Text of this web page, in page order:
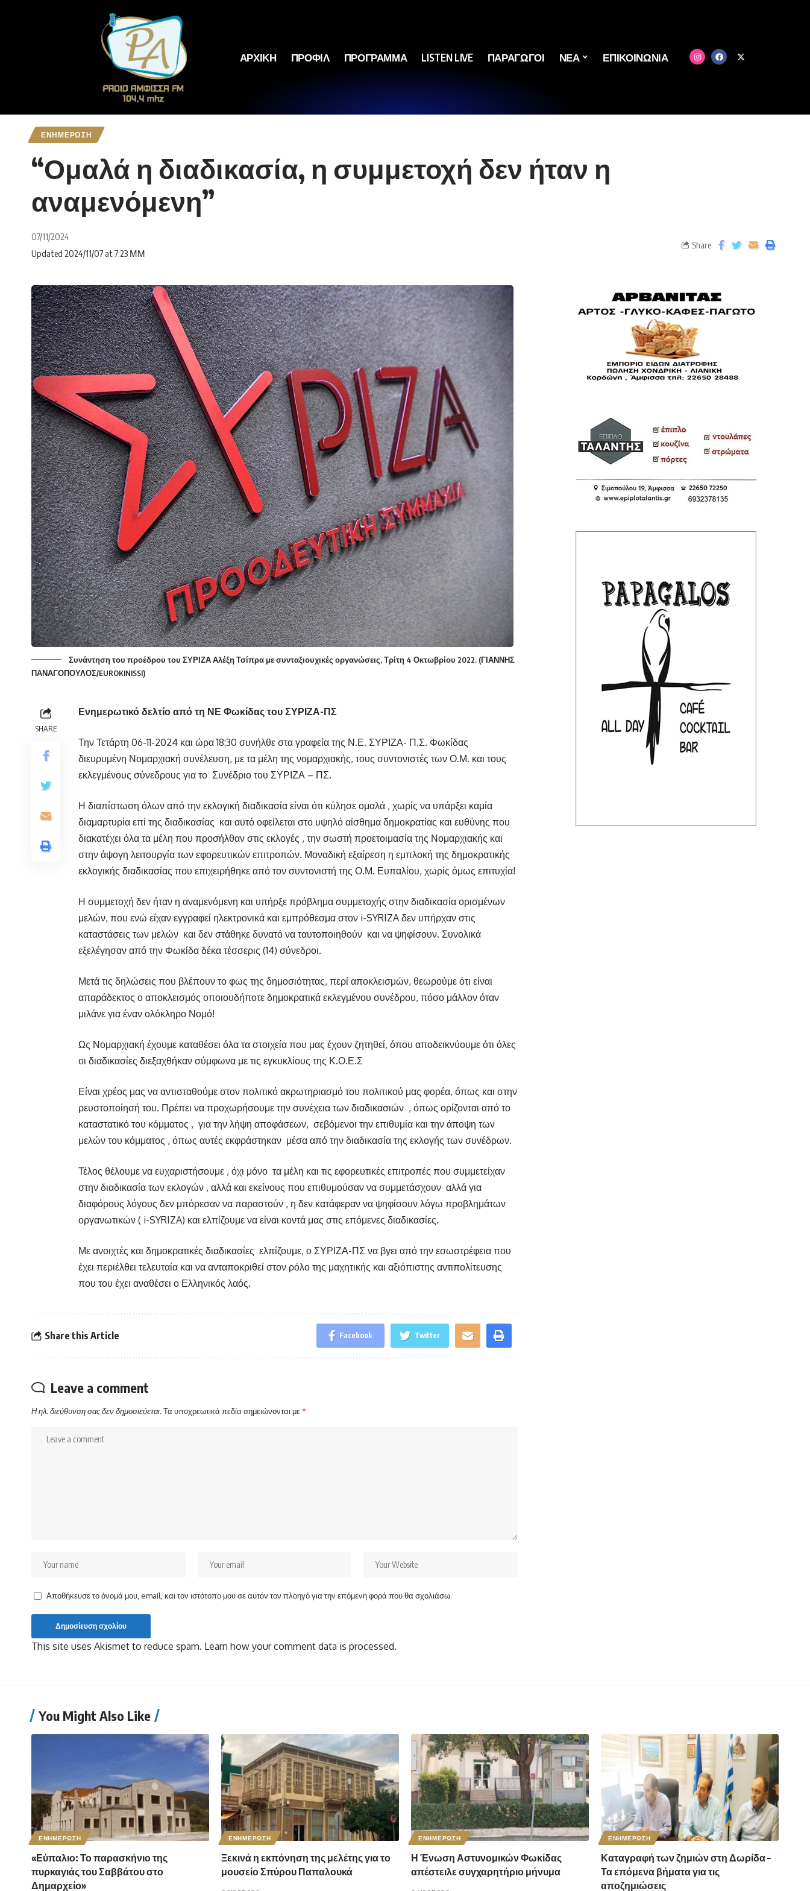
ΑΡΧΙΚΗ ΠΡΟΦΙΛ ΠΡΟΓΡΑΜΜΑ LISTEN LIVE ΠΑΡΑΓΩΓΟΙ ΝΕΑ ΕΠΙΚΟΙΝΩΝΙΑ
ΕΝΗΜΕΡΩΣΗ
“Ομαλά η διαδικασία, η συμμετοχή δεν ήταν η
αναμενόμενη”
07/11/2024
Updated 2024/11/07 at 7:23 ΜΜ
Share
Συνάντηση του προέδρου του ΣΥΡΙΖΑ Αλέξη Τσίπρα με συνταξιουχικές οργανώσεις, Τρίτη 4 Οκτωβρίου 2022. (ΓΙΑΝΝΗΣ
ΠΑΝΑΓΟΠΟΥΛΟΣ/EUROKINISSI)
SHARE
Ενημερωτικό δελτίο από τη ΝΕ Φωκίδας του ΣΥΡΙΖΑ-ΠΣ
Την Τετάρτη 06-11-2024 και ώρα 18:30 συνήλθε στα γραφεία της Ν.Ε. ΣΥΡΙΖΑ- Π.Σ. Φωκίδας
διευρυμένη Νομαρχιακή συνέλευση, με τα μέλη της νομαρχιακής, τους συντονιστές των Ο.Μ. και τους
εκλεγμένους σύνεδρους για το Συνέδριο του ΣΥΡΙΖΑ – ΠΣ.
Η διαπίστωση όλων από την εκλογική διαδικασία είναι ότι κύλησε ομαλά , χωρίς να υπάρξει καμία
διαμαρτυρία επί της διαδικασίας και αυτό οφείλεται στο υψηλό αίσθημα δημοκρατίας και ευθύνης που
διακατέχει όλα τα μέλη που προσήλθαν στις εκλογές , την σωστή προετοιμασία της Νομαρχιακής και
στην άψογη λειτουργία των εφορευτικών επιτροπών. Μοναδική εξαίρεση η εμπλοκή της δημοκρατικής
εκλογικής διαδικασίας που επιχειρήθηκε από τον συντονιστή της Ο.Μ. Ευπαλίου, χωρίς όμως επιτυχία!
Η συμμετοχή δεν ήταν η αναμενόμενη και υπήρξε πρόβλημα συμμετοχής στην διαδικασία ορισμένων
μελών, που ενώ είχαν εγγραφεί ηλεκτρονικά και εμπρόθεσμα στον i-SYRIZA δεν υπήρχαν στις
καταστάσεις των μελών και δεν στάθηκε δυνατό να ταυτοποιηθούν και να ψηφίσουν. Συνολικά
εξελέγησαν από την Φωκίδα δέκα τέσσερις (14) σύνεδροι.
Μετά τις δηλώσεις που βλέπουν το φως της δημοσιότητας, περί αποκλεισμών, θεωρούμε ότι είναι
απαράδεκτος ο αποκλεισμός οποιουδήποτε δημοκρατικά εκλεγμένου συνέδρου, πόσο μάλλον όταν
μιλάνε για έναν ολόκληρο Νομό!
Ως Νομαρχιακή έχουμε καταθέσει όλα τα στοιχεία που μας έχουν ζητηθεί, όπου αποδεικνύουμε ότι όλες
οι διαδικασίες διεξαχθήκαν σύμφωνα με τις εγκυκλίους της Κ.Ο.Ε.Σ
Είναι χρέος μας να αντισταθούμε στον πολιτικό ακρωτηριασμό του πολιτικού μας φορέα, όπως και στην
ρευστοποίησή του. Πρέπει να προχωρήσουμε την συνέχεια των διαδικασιών , όπως ορίζονται από το
καταστατικό του κόμματος , για την λήψη αποφάσεων, σεβόμενοι την επιθυμία και την άποψη των
μελών του κόμματος , όπως αυτές εκφράστηκαν μέσα από την διαδικασία της εκλογής των συνέδρων.
Τέλος θέλουμε να ευχαριστήσουμε , όχι μόνο τα μέλη και τις εφορευτικές επιτροπές που συμμετείχαν
στην διαδικασία των εκλογών , αλλά και εκείνους που επιθυμούσαν να συμμετάσχουν αλλά για
διαφόρους λόγους δεν μπόρεσαν να παραστούν , η δεν κατάφεραν να ψηφίσουν λόγω προβλημάτων
οργανωτικών ( i-SYRIZA) και ελπίζουμε να είναι κοντά μας στις επόμενες διαδικασίες.
Με ανοιχτές και δημοκρατικές διαδικασίες ελπίζουμε, ο ΣΥΡΙΖΑ-ΠΣ να βγει από την εσωστρέφεια που
έχει περιέλθει τελευταία και να ανταποκριθεί στον ρόλο της μαχητικής και αξιόπιστης αντιπολίτευσης
που του έχει αναθέσει ο Ελληνικός λαός.
Share this Article Facebook Twitter
Leave a comment
Η ηλ. διεύθυνση σας δεν δημοσιεύεται.Τα υποχρεωτικά πεδία σημειώνονται με*
Αποθήκευσε το όνομά μου, email, και τον ιστότοπο μου σε αυτόν τον πλοηγό για την επόμενη φορά που θα σχολιάσω.
This site uses Akismet to reduce spam. Learn how your comment data is processed.
You Might Also Like
ΕΝΗΜΕΡΩΣΗ
«Εύπαλιο: Το παρασκήνιο της
πυρκαγιάς του Σαββάτου στο
Δημαρχείο»
ΕΝΗΜΕΡΩΣΗ
Ξεκινά η εκπόνηση της μελέτης για το
μουσείο Σπύρου Παπαλουκά
ΕΝΗΜΕΡΩΣΗ
Η Ένωση Αστυνομικών Φωκίδας
απέστειλε συγχαρητήριο μήνυμα
ΕΝΗΜΕΡΩΣΗ
Καταγραφή των ζημιών στη Δωρίδα –
Τα επόμενα βήματα για τις
αποζημιώσεις